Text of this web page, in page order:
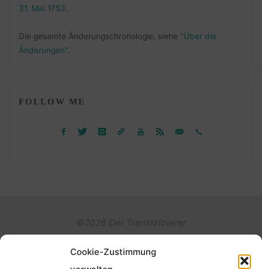
Cookie-Zustimmung
31. Mai 1753
Die gesamte Änderungschronologie, siehe "Über die
Änderungen".
FOLLOW ME
©2026 Der Transkribierer